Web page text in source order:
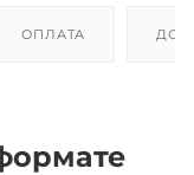
ОПЛАТА